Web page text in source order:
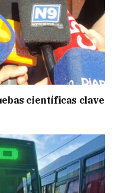
científicas clave